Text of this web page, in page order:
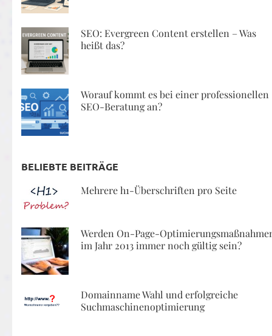
SEO: Evergreen Content erstellen – Was
heißt das?
Worauf kommt es bei einer professionellen
SEO-Beratung an?
BELIEBTE BEITRÄGE
Mehrere h1-Überschriften pro Seite
Werden On-Page-
im Jahr 2013 immer noch gültig sein?
Domainname Wahl und erfolgreiche
Suchmaschinenoptimierung